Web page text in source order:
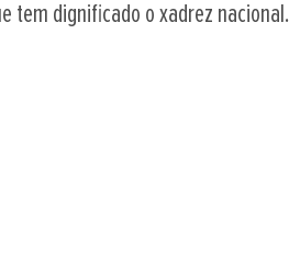
tem dignificado o xadrez nacional.